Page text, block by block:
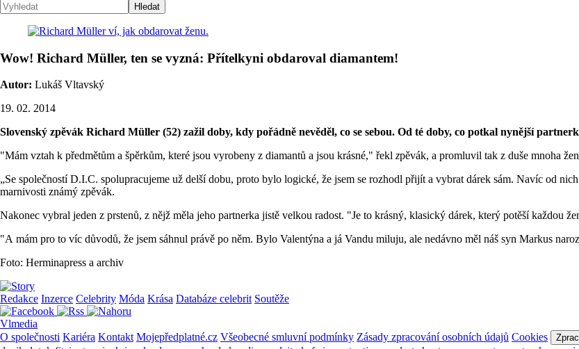
Wow! Richard Müller, ten se vyzná: Přítelkyni obdaroval diamantem!
Autor: Lukáš Vltavský
19. 02. 2014
Slovenský zpěvák Richard Müller (52) zažil doby, kdy pořádně nevěděl, co se sebou. Od té doby, co potkal nynější
"Mám vztah k předmětům a špěrkům, které jsou vyrobeny z diamantů a jsou krásné," řekl zpěvák, a promluvil tak z duše mnoha
„Se společností D.I.C. spolupracujeme už delší dobu, proto bylo logické, že jsem se rozhodl přijít a vybrat dárek sám. Navíc od
marnivosti známý zpěvák.
Nakonec vybral jeden z prstenů, z nějž měla jeho partnerka jistě velkou radost. "Je to krásný, klasický dárek, který potěší každou
"A mám pro to víc důvodů, že jsem sáhnul právě po něm. Bylo Valentýna a já Vandu miluju, ale nedávno měl náš syn Markus
Foto: Herminapress a archiv
Redakce Inzerce Celebrity Móda Krása Databáze celebrit Soutěže
Vlmedia
O společnosti Kariéra Kontakt Mojepředplatné.cz Všeobecné smluvní podmínky Zásady zpracování osobních údajů Cookies